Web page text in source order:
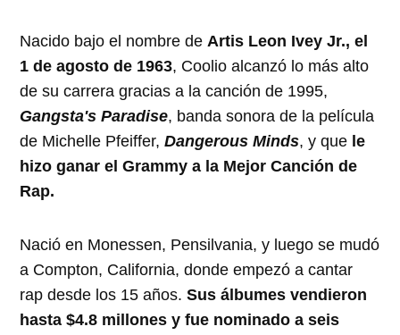
Nacido bajo el nombre de Artis Leon Ivey Jr., el
1 de agosto de 1963, Coolio alcanzó lo más alto
de su carrera gracias a la canción de 1995,
Gangsta's Paradise, banda sonora de la película
de Michelle Pfeiffer,Dangerous Minds, y que le
hizo ganar el Grammy a la Mejor Canción de
Rap.
Nació en Monessen, Pensilvania, y luego se mudó
a Compton, California, donde empezó a cantar
rap desde los 15 años.Sus álbumes vendieron
hasta $4.8 millones y fue nominado a seis